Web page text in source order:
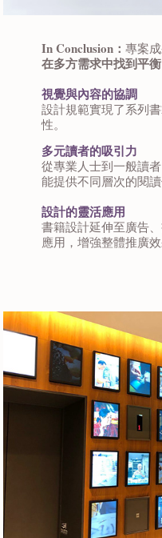
In Conclusion：專案
在多方需求中找到平衡
視覺與內容的協調
設計規範實現了系列
性。
多元讀者的吸引力
從專業人士到一般讀
能提供不同層次的閱讀
設計的靈活應用
書籍設計延伸至廣告
應用，增強整體推廣效